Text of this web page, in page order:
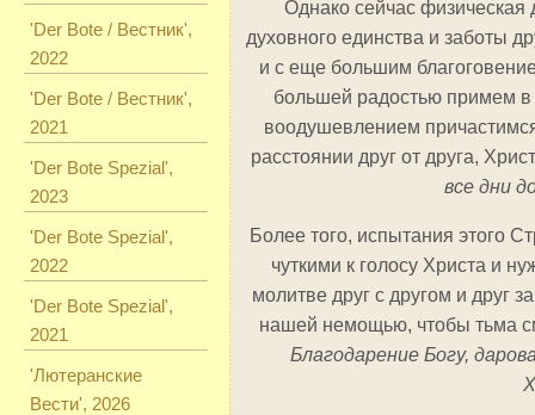
'Der Bote / Вестник',
2022
'Der Bote / Вестник',
2021
'Der Bote Spezial',
2023
'Der Bote Spezial',
2022
'Der Bote Spezial',
2021
'Лютеранские
Вести', 2026
Однако сейчас
духовного единства и заботы
и с еще большим
большей радостью примем в
воодушевлением
расстоянии друг от друга,
все дни
Более того, испытания этого
чуткими к голосу Христа и
молитве друг с другом и друг
нашей немощью, чтобы тьма
Благодарение Богу,